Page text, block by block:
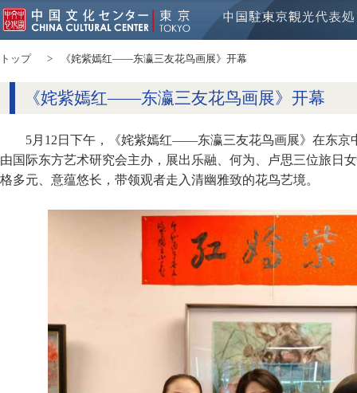
トップ 《姹紫嫣红——东瀛三友花鸟画展》开幕
《姹紫嫣红——东瀛三友花鸟画展》开幕
5月12日下午，《姹紫嫣红——东瀛三友花鸟画展》在东京
由国际东方艺术研究会主办，展出乐融、何为、卢思三位旅日
格多元、意蕴悠长，带领观者走入清幽雅致的花鸟艺境。